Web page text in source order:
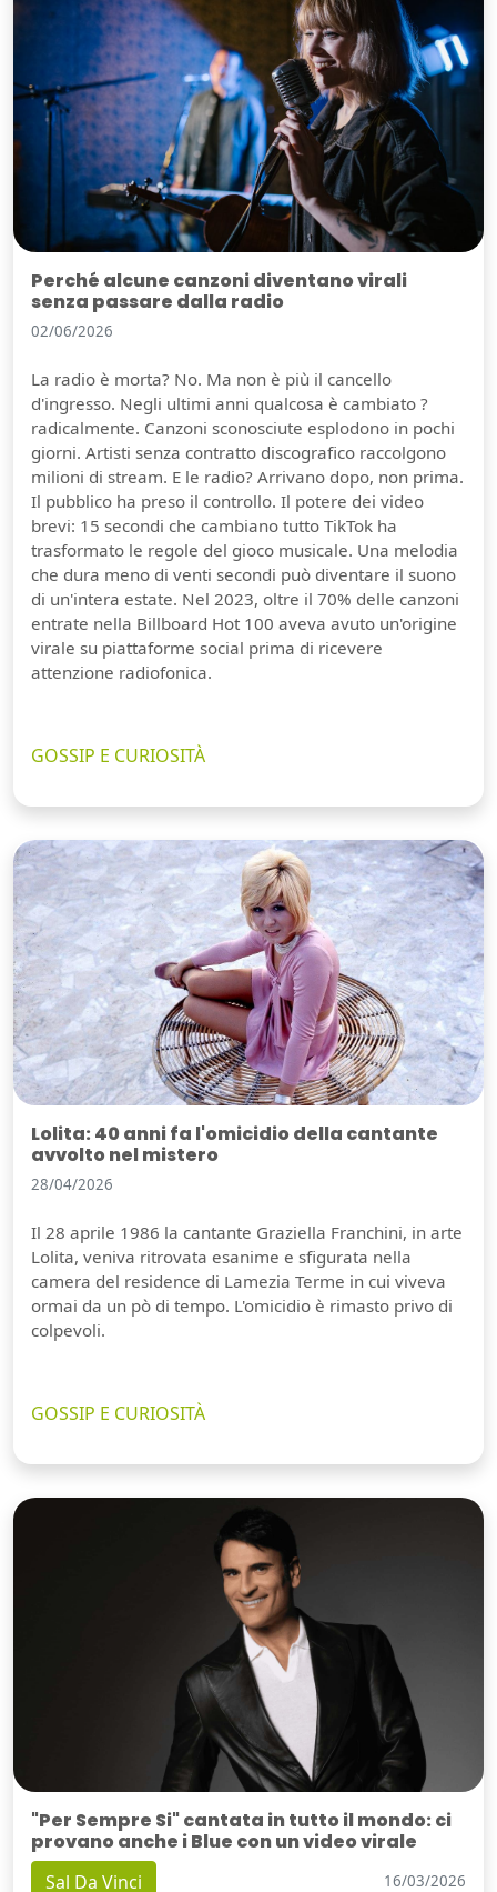
Perché alcune canzoni diventano virali
senza passare dalla radio
02/06/2026
La radio è morta? No. Ma non è più il cancello
d'ingresso. Negli ultimi anni qualcosa è cambiato ?
radicalmente. Canzoni sconosciute esplodono in pochi
giorni. Artisti senza contratto discografico raccolgono
milioni di stream. E le radio? Arrivano dopo, non prima.
Il pubblico ha preso il controllo. Il potere dei video
brevi: 15 secondi che cambiano tutto TikTok ha
trasformato le regole del gioco musicale. Una melodia
che dura meno di venti secondi può diventare il suono
di un'intera estate. Nel 2023, oltre il 70% delle canzoni
entrate nella Billboard Hot 100 aveva avuto un'origine
virale su piattaforme social prima di ricevere
attenzione radiofonica.
GOSSIP E CURIOSITÀ
Lolita: 40 anni fa l'omicidio della cantante
avvolto nel mistero
28/04/2026
Il 28 aprile 1986 la cantante Graziella Franchini, in arte
Lolita, veniva ritrovata esanime e sfigurata nella
camera del residence di Lamezia Terme in cui viveva
ormai da un pò di tempo. L'omicidio è rimasto privo di
colpevoli.
GOSSIP E CURIOSITÀ
"Per Sempre Si" cantata in tutto il mondo: ci
provano anche i Blue con un video virale
Sal Da Vinci 16/03/2026